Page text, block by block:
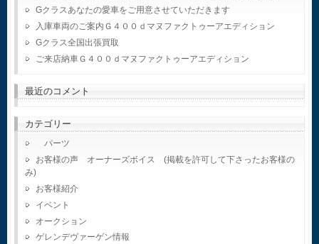
Gクラスあなたの愛車をご用意させていただきます
入庫車両のご案内Ｇ４００ｄマヌファクトゥーアエディション
Gクラス全国出張買取
ご来店納車Ｇ４００ｄマヌファクトゥーアエディション
最近のコメント
カテゴリー
パーツ
お客様の声 オーナーズボイス (掲載を許可して下さったお客様の
み)
お客様紹介
イベント
オークション
ゲレンデヴァーゲン情報